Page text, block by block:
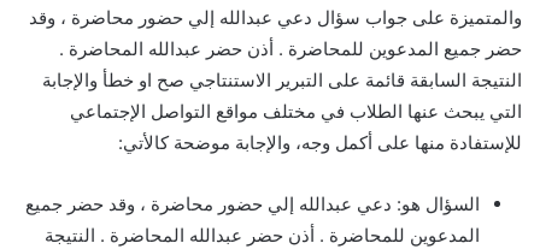
والمتميزة على جواب سؤال دعي عبدالله إلي حضور محاضرة ، وقد
حضر جميع المدعوين للمحاضرة . أذن حضر عبدالله المحاضرة .
النتيجة السابقة قائمة على التبرير الاستنتاجي صح او خطأ والإجابة
التي يبحث عنها الطلاب في مختلف مواقع التواصل الإجتماعي
للإستفادة منها على أكمل وجه، والإجابة موضحة كالأتي:
السؤال هو: دعي عبدالله إلي حضور محاضرة ، وقد حضر جميع
المدعوين للمحاضرة . أذن حضر عبدالله المحاضرة . النتيجة